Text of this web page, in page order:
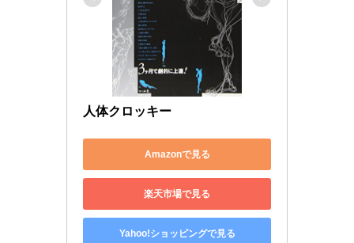
人体クロッキー
Amazonで見る
楽天市場で見る
Yahoo!ショッピングで見る